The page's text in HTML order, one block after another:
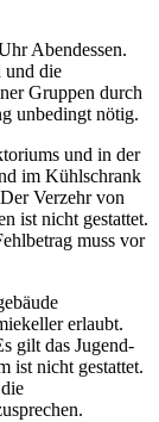
Abendessen.
und die
Gruppen durch
unbedingt nötig.
und in der
im Kühlschrank
Verzehr von
ist nicht gestattet.
muss vor
erlaubt.
gilt das Jugend-
ist nicht gestattet.